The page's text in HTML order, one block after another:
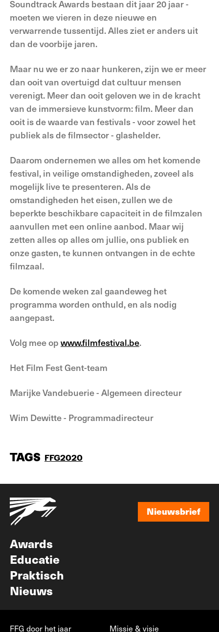
Soundtrack Awards bestaan dit jaar 20 jaar -
moeten we vieren in deze nieuwe en
verwarrende tussentijd. Alles ziet er anders uit
dan de voorbije jaren.
Maar nu we er zo naar hunkeren, zijn we er meer
dan ooit van overtuigd dat cultuur mensen
verenigt. Meer dan ooit geloven we in de kracht
van de immersieve kunstvorm: film. Meer dan
ooit is de waarde van festivals - voor zowel het
publiek als de filmsector - glashelder.
Daarom ondernemen we alles om het komende
festival, in veilige omstandigheden, zoveel als
mogelijk live te presenteren. Als de
omstandigheden het eisen, zullen we de
beperkte beschikbare capaciteit in de filmzalen
aanvullen met een online aanbod. Maar wij
zetten alles op alles om jullie, ons publiek en
onze gasten, te kunnen ontvangen in de echte
filmzaal.
De komende weken zal gaandeweg het
programma worden onthuld, en als nodig
aangepast.
Volg mee op www.filmfestival.be.
Het Film Fest Gent-team
Marijke Vandebuerie - Algemeen directeur
Wim Dewitte - Programmadirecteur
TAGS FFG2020
Nieuwsbrief
Awards
Educatie
Praktisch
Nieuws
FFG door het jaar Missie & visie